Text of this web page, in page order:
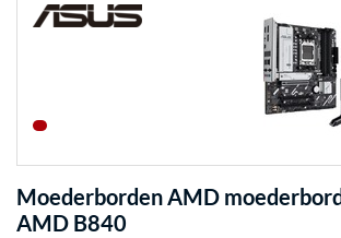
Moederborden AMD
AMD B840